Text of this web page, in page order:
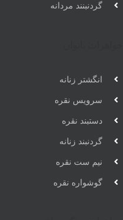
گردنبنند مردانه
انگشتر زنانه
سرویس نقره
دستبند نقره
گردنبند زنانه
نیم ست نقره
گوشواره نقره